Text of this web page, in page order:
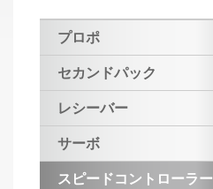
プロポ
セカンドパック
レシーバー
サーボ
スピードコントローラー